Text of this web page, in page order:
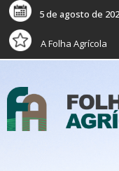
5 de agosto de
A Folha Agrícola